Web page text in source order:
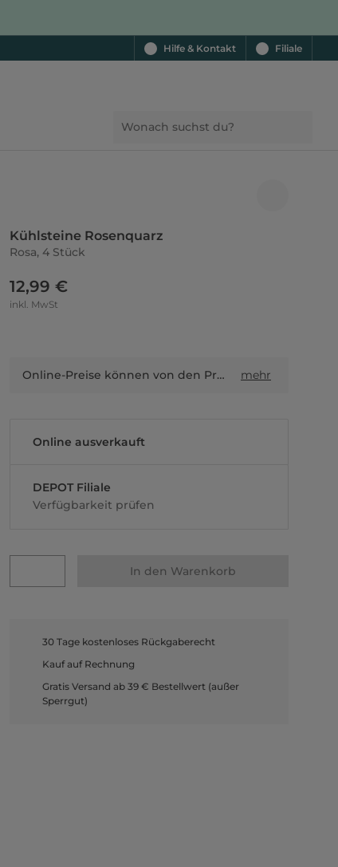
Hilfe & Kontakt Filiale
Kühlsteine Rosenquarz
Rosa, 4 Stück
12,99 €
inkl. MwSt
Online-Preise können von den Preisen in Filialen sowie Shop-in-Shop-Flächen abweichen. mehr
Online ausverkauft
DEPOT Filiale
Verfügbarkeit prüfen
In den Warenkorb
30 Tage kostenloses Rückgaberecht
Kauf auf Rechnung
Gratis Versand ab 39 € Bestellwert (außer
Sperrgut)